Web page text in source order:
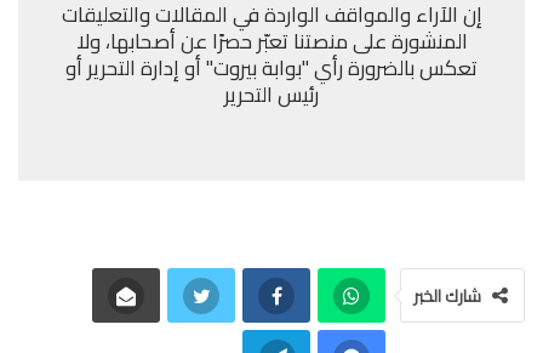
إن الآراء والمواقف الواردة في المقالات والتعليقات
المنشورة على منصتنا تعبّر حصرًا عن أصحابها، ولا
تعكس بالضرورة رأي "بوابة بيروت" أو إدارة التحرير أو
رئيس التحرير
شارك الخبر